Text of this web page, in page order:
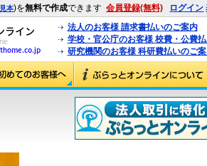
見本)を無料で作成できます 会員登録(無料) ログイン
法人のお客様 請求書払いのご案内
学校・官公庁のお客様 校費・公費
研究機関のお客様 科研費払いのご